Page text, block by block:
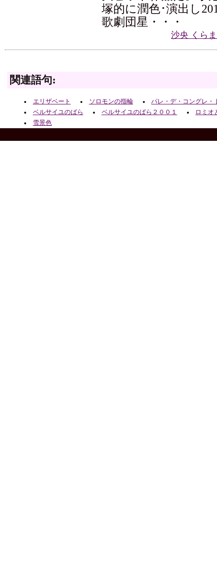
塚的に潤色･演出し
歌劇団星・・・
沙央 くら
関連語句:
エリザベート ソロモンの指輪
パレ・デ・コングレ・
ベルサイユのばら
ベルサイユのばら２００１
ロミオ
雪景色